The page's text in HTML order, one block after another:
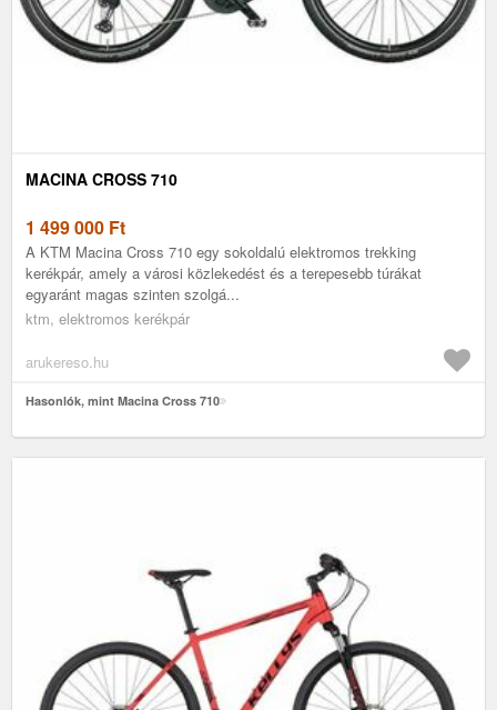
MACINA CROSS 710
1 499 000 Ft
A KTM Macina Cross 710 egy sokoldalú elektromos trekking
kerékpár, amely a városi közlekedést és a terepesebb túrákat
egyaránt magas szinten szolgá...
ktm, elektromos kerékpár
arukereso.hu
Hasonlók, mint Macina Cross 710